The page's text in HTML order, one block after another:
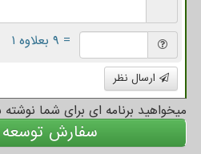
= ۹ بعلاوه ۱
ارسال نظر
میخواهید برنامه ای برای شما
سفارش توسعه